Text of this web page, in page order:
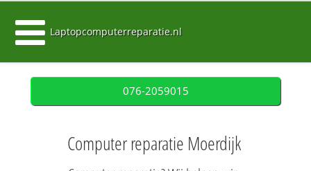
Laptopcomputerreparatie.nl
076-2059015
Computer reparatie Moerdijk